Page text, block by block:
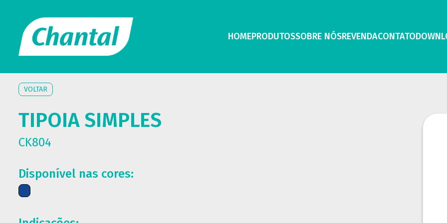
HOMEPRODUTOSSOBRE NÓSREVENDACONTATO
VOLTAR
TIPOIA SIMPLES
CK804
Disponível nas cores: